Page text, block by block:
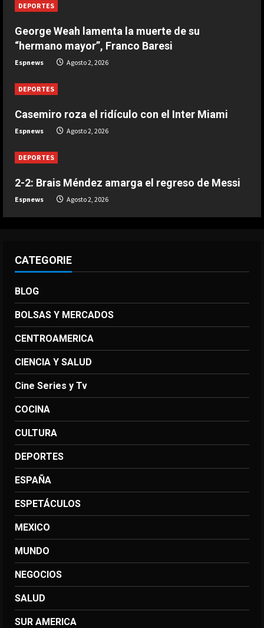
3
George Weah lamenta la muerte de
su “hermano mayor”, Franco Baresi
Agosto 2, 2026
River da la bienvenida a su nuevo
DEPORTES
“Para mi esto es otro mundo”
DEPORTES
George Weah lamenta la muerte de su
“hermano mayor”, Franco Baresi
Espnews Agosto 2, 2026
DEPORTES
Casemiro roza el ridículo con el Inter Miami
Espnews Agosto 2, 2026
DEPORTES
2-2: Brais Méndez amarga el regreso de Messi
Espnews Agosto 2, 2026
CATEGORIE
BLOG
BOLSAS Y MERCADOS
CENTROAMERICA
CIENCIA Y SALUD
Cine Series y Tv
COCINA
CULTURA
DEPORTES
ESPAÑA
ESPETÁCULOS
MEXICO
MUNDO
NEGOCIOS
SALUD
SUR AMERICA